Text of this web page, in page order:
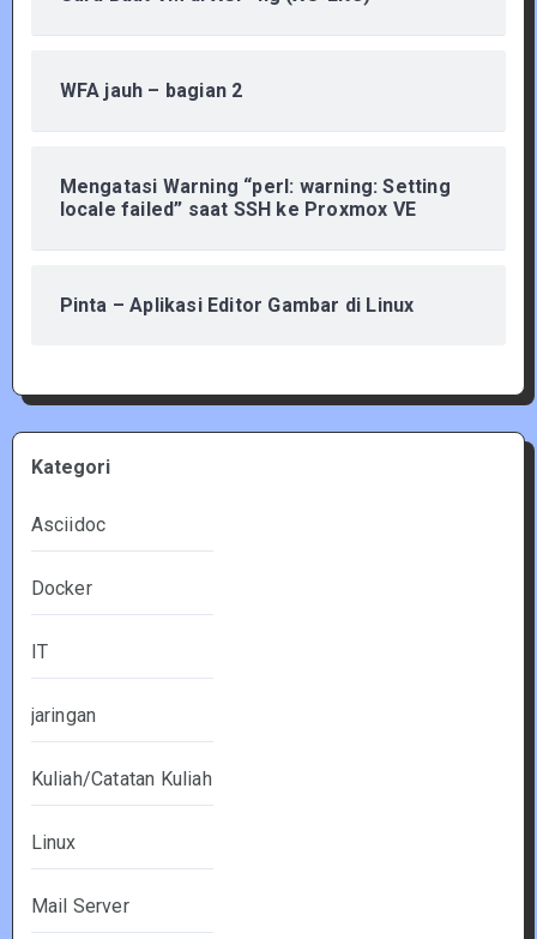
WFA jauh – bagian 2
Mengatasi Warning “perl: warning: Setting
locale failed” saat SSH ke Proxmox VE
Pinta – Aplikasi Editor Gambar di Linux
Kategori
Asciidoc
Docker
IT
jaringan
Kuliah/Catatan Kuliah
Linux
Mail Server